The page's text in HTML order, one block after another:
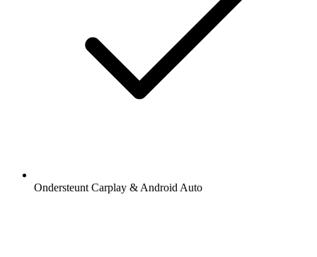
Ondersteunt Carplay & Android Auto